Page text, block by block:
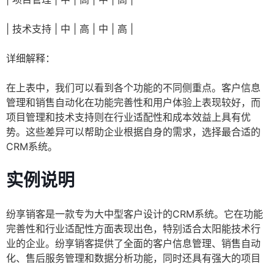
| 技术支持 | 中 | 高 | 中 | 高 |
详细解释：
在上表中，我们可以看到各个功能的不同侧重点。客户信息
管理和销售自动化在功能完善性和用户体验上表现较好，而
项目管理和技术支持则在行业适配性和成本效益上具有优
势。这些差异可以帮助企业根据自身的需求，选择最合适的
CRM系统。
实例说明
纷享销客是一款专为大中型客户设计的CRM系统。它在功能
完善性和行业适配性方面表现出色，特别适合太阳能技术行
业的企业。纷享销客提供了全面的客户信息管理、销售自动
化、售后服务管理和数据分析功能，同时还具有强大的项目